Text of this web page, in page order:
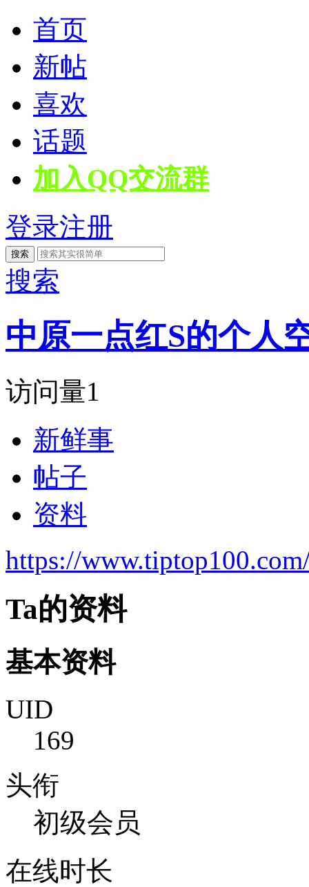
首页
新帖
喜欢
话题
加入QQ交流群
登录注册
搜索
搜索
中原一点红S的个人
访问量1
新鲜事
帖子
资料
https://
Ta的资料
基本资料
UID
169
头衔
初级会员
在线时长